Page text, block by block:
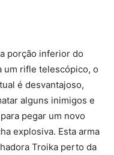
porção inferior do
um rifle telescópico, o
é desvantajoso,
alguns inimigos e
pegar um novo
explosiva. Esta arma
Troika perto da